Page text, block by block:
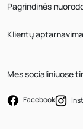
Pagrindinės
Klientų
Mes socialiniuose
Facebook